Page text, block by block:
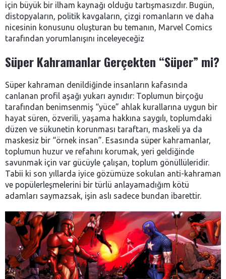
için büyük bir ilham kaynağı olduğu tartışmasızdır. Bugün,
distopyaların, politik kavgaların, çizgi romanların ve daha
nicesinin konusunu oluşturan bu temanın, Marvel Comics
tarafından yorumlanışını inceleyeceğiz
Süper Kahramanlar Gerçekten “Süper” mi?
Süper kahraman denildiğinde insanların kafasında
canlanan profil aşağı yukarı aynıdır: Toplumun birçoğu
tarafından benimsenmiş “yüce” ahlak kurallarına uygun bir
hayat süren, özverili, yaşama hakkına saygılı, toplumdaki
düzen ve sükunetin korunması taraftarı, maskeli ya da
maskesiz bir “örnek insan”. Esasında süper kahramanlar,
toplumun huzur ve refahını korumak, yeri geldiğinde
savunmak için var gücüyle çalışan, toplum gönüllüleridir.
Tabii ki son yıllarda iyice gözümüze sokulan anti-kahraman
ve popülerleşmelerini bir türlü anlayamadığım kötü
adamları saymazsak, işin aslı sadece bundan ibarettir.